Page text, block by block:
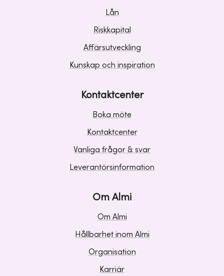
Lån
Riskkapital
Affärsutveckling
Kunskap och inspiration
Kontaktcenter
Boka möte
Kontaktcenter
Vanliga frågor & svar
Leverantörsinformation
Om Almi
Om Almi
Hållbarhet inom Almi
Organisation
Karriär